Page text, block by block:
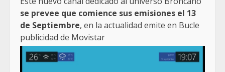
se prevee que comience sus emisiones el 13
de Septiembre, en la actualidad emite en Bucle
publicidad de Movistar